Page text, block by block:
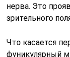
нерва. Это
зрительного
Что касается
фуникулярный